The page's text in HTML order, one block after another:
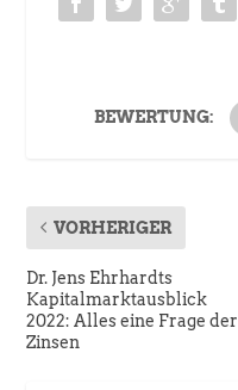
BEWERTUNG:
VORHERIGER
Dr. Jens Ehrhardts
Kapitalmarktausblick
2022: Alles eine Frage der
Zinsen